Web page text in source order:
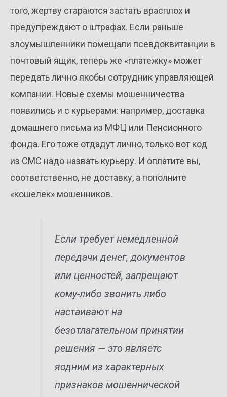
того, жертву стараются застать врасплох и
предупреждают о штрафах. Если раньше
злоумышленники помещали псевдоквитанции в
почтовый ящик, теперь же «платежку» может
передать лично якобы сотрудник управляющей
компании. Новые схемы мошенничества
появились и с курьерами: например, доставка
домашнего письма из МФЦ или Пенсионного
фонда. Его тоже отдадут лично, только вот код
из СМС надо назвать курьеру. И оплатите вы,
соответственно, не доставку, а пополните
«кошелек» мошенников.
Если требует немедленной
передачи денег, документов
или ценностей, запрещают
кому-либо звонить либо
настаивают на
безотлагательном принятии
решения — это являетс
яодним из характерных
признаков мошеннической